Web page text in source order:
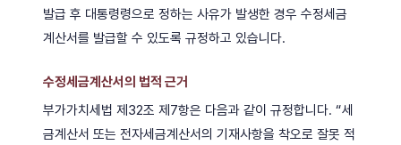
발급 후 대통령령으로 정하는 사유가 발생한 경우 수정세금
계산서를 발급할 수 있도록 규정하고 있습니다.
수정세금계산서의 법적 근거
부가가치세법 제32조 제7항은 다음과 같이 규정합니다. “세
금계산서 또는 전자세금계산서의 기재사항을 착오로 잘못 적